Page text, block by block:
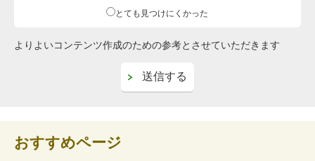
とても見つけにくかった
よりよいコンテンツ作成のための参考とさせていただきます
おすすめページ